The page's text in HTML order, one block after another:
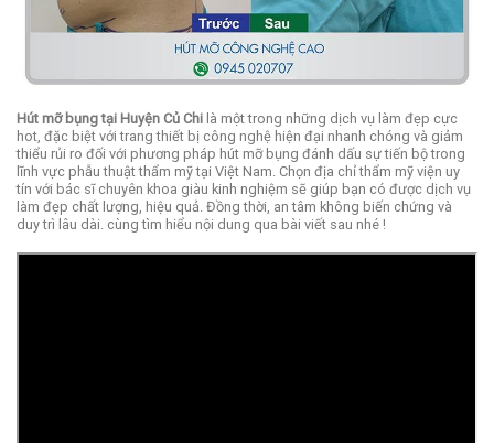
Hút mỡ bụng tại Huyện Củ Chi là một trong những dịch vụ làm đẹp cực
hot, đặc biệt với trang thiết bị công nghệ hiện đại nhanh chóng và giảm
thiểu rủi ro đối với phương pháp hút mỡ bụng đánh dấu sự tiến bộ trong
lĩnh vực phẫu thuật thẩm mỹ tại Việt Nam. Chọn địa chỉ thẩm mỹ viện uy
tín với bác sĩ chuyên khoa giàu kinh nghiệm sẽ giúp bạn có được dịch vụ
làm đẹp chất lượng, hiệu quả. Đồng thời, an tâm không biến chứng và
duy trì lâu dài. cùng tìm hiểu nội dung qua bài viết sau nhé !